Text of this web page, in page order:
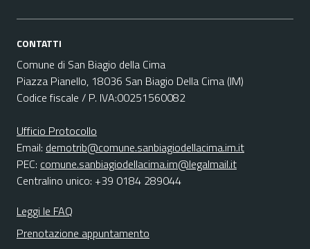
CONTATTI
Comune di San Biagio della Cima
Piazza Pianello, 18036 San Biagio Della Cima (IM)
Codice fiscale / P. IVA:00251560082
Ufficio Protocollo
Email: demotrib@comune.sanbiagiodellacima.im.it
PEC: comune.sanbiagiodellacima.im@legalmail.it
Centralino unico: +39 0184 289044
Leggi le FAQ
Prenotazione appuntamento